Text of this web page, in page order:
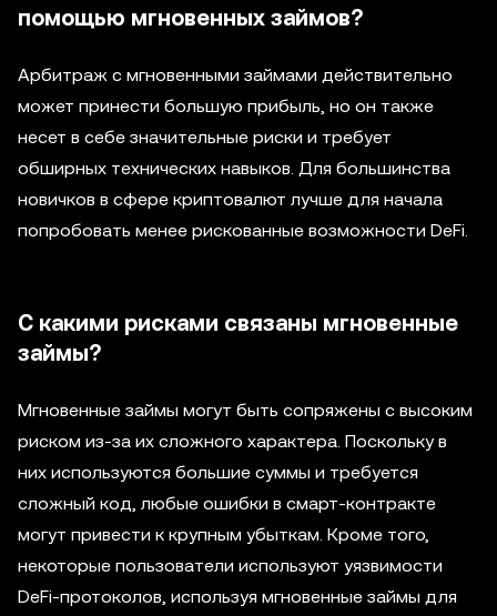
помощью мгновенных займов?
Арбитраж с мгновенными займами действительно
может принести большую прибыль, но он также
несет в себе значительные риски и требует
обширных технических навыков. Для большинства
новичков в сфере криптовалют лучше для начала
попробовать менее рискованные возможности DeFi.
С какими рисками связаны мгновенные
займы?
Мгновенные займы могут быть сопряжены с высоким
риском из-за их сложного характера. Поскольку в
них используются большие суммы и требуется
сложный код, любые ошибки в смарт-контракте
могут привести к крупным убыткам. Кроме того,
некоторые пользователи используют уязвимости
DeFi-протоколов, используя мгновенные займы для